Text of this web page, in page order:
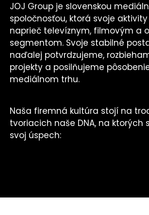
JOJ Group je slovenskou
spoločnosťou, ktorá svoje
naprieč televíznym, filmovým a
segmentom. Svoje stabilné
naďalej potvrdzujeme,
projekty a posilňujeme
mediálnom trhu.
Naša firemná kultúra stojí na
tvoriacich naše DNA, na ktorých
svoj úspech: